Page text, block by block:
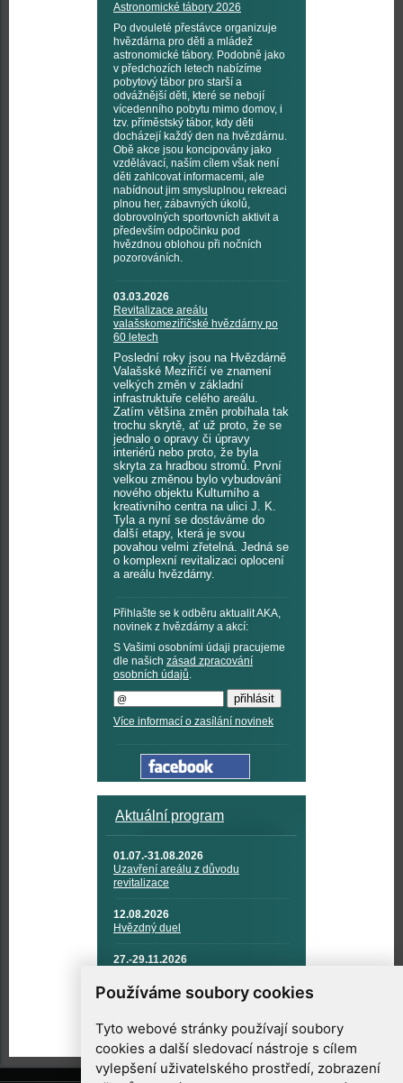
Používáme soubory cookies
Tyto webové stránky používají soubory
cookies a další sledovací nástroje s cílem
vylepšení uživatelského prostředí, zobrazení
Astronomické tábory 2026
Po dvouleté přestávce organizuje
hvězdárna pro děti a mládež
astronomické tábory. Podobně jako
v předchozích letech nabízíme
pobytový tábor pro starší a
odvážnější děti, které se nebojí
vícedenního pobytu mimo domov, i
tzv. příměstský tábor, kdy děti
docházejí každý den na hvězdárnu.
Obě akce jsou koncipovány jako
vzdělávací, naším cílem však není
děti zahlcovat informacemi, ale
nabídnout jim smysluplnou rekreaci
plnou her, zábavných úkolů,
dobrovolných sportovních aktivit a
především odpočinku pod
hvězdnou oblohou při nočních
pozorováních.
03.03.2026
Revitalizace areálu
valašskomeziříčské hvězdárny po
60 letech
Poslední roky jsou na Hvězdárně
Valašské Meziříčí ve znamení
velkých změn v základní
infrastruktuře celého areálu.
Zatím většina změn probíhala tak
trochu skrytě, ať už proto, že se
jednalo o opravy či úpravy
interiérů nebo proto, že byla
skryta za hradbou stromů. První
velkou změnou bylo vybudování
nového objektu Kulturního a
kreativního centra na ulici J. K.
Tyla a nyní se dostáváme do
další etapy, která je svou
povahou velmi zřetelná. Jedná se
o komplexní revitalizaci oplocení
a areálu hvězdárny.
Přihlašte se k odběru aktualit AKA,
novinek z hvězdárny a akcí:
S Vašimi osobními údaji pracujeme
dle našich zásad zpracování
osobních údajů.
Více informací o zasílání novinek
Aktuální program
01.07.-31.08.2026
Uzavření areálu z důvodu
revitalizace
12.08.2026
Hvězdný duel
27.-29.11.2026
TECHNIKA A KOSMICKÉ
TECHNOLOGIE